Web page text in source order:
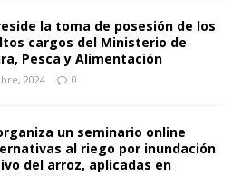
la toma de posesión de los
cargos del Ministerio de
Pesca y Alimentación
2024 0
organiza un seminario online
al riego por inundación
del arroz, aplicadas en